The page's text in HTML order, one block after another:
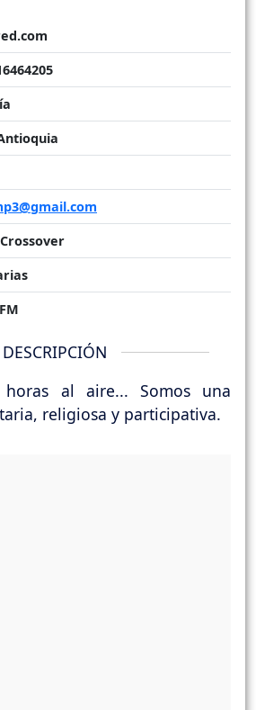
Crossover
DESCRIPCIÓN
horas al aire... Somos una
religiosa y participativa.